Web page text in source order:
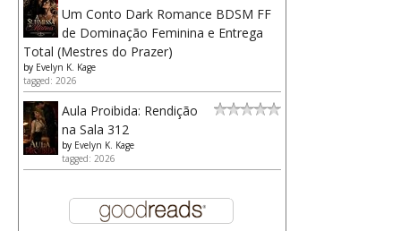
Um Conto Dark Romance BDSM FF
de Dominação Feminina e Entrega
Total (Mestres do Prazer)
by Evelyn K. Kage
tagged: 2026
Aula Proibida: Rendição
na Sala 312
by Evelyn K. Kage
tagged: 2026